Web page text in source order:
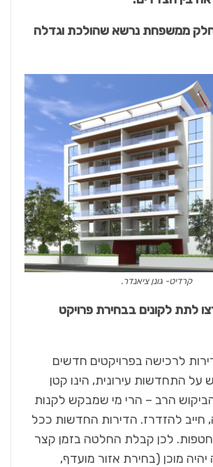
ממשפחת נרשא שהולכת וגדלה
קרדיט- גונן ציאנדר.
לתת לקונים בבחירת פרויקט
לרכישה בפרויקטים חדשים
על התחדשות עירונית, הינו קטן
הרב – הרי מי שמבקש לקנות
חייב להזדרז. הדירות החדשות ככל
נחטפות. לכן קבלת החלטה בזמן קצר
מוכן (בחירת אזור מועדף,